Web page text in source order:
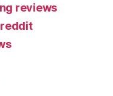
reviews